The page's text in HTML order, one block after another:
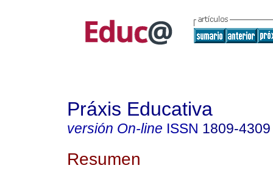
Práxis Educativa
versión On-line ISSN 1809-4309
Resumen